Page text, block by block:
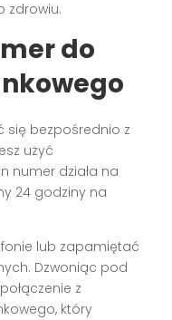
zdrowiu.
do
się bezpośrednio z
użyć
numer działa na
24 godziny na
lub zapamiętać
Dzwoniąc pod
z
który